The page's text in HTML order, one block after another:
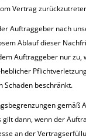
Vertrag
Auftraggeber nach
Ablauf dieser
Auftraggeber nur
Schaden beschränkt.
gemäß
gilt dann, wenn der
an der